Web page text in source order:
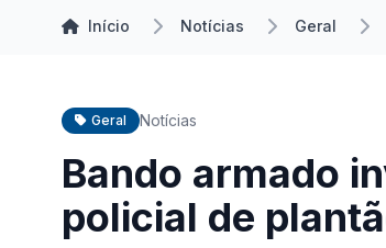
Início Notícias Geral
Geral Notícias
Bando armado
policial de